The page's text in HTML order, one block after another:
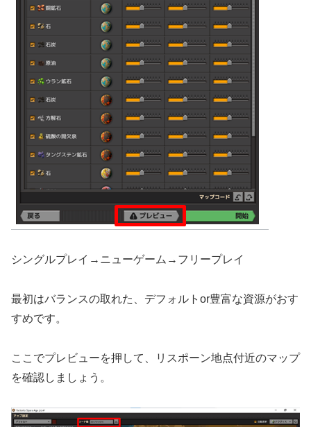
シングルプレイ→ニューゲーム→フリープレイ
最初はバランスの取れた、デフォルトor豊富な資源がおす
すめです。
ここでプレビューを押して、リスポーン地点付近のマップ
を確認しましょう。